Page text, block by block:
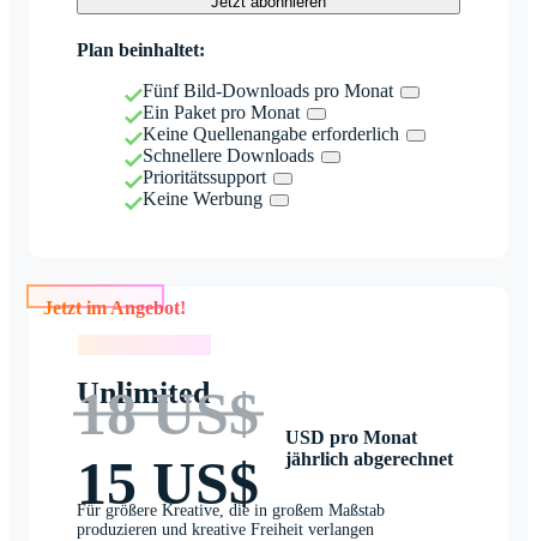
Plan beinhaltet:
Fünf Bild-Downloads pro Monat
Ein Paket pro Monat
Keine Quellenangabe erforderlich
Schnellere Downloads
Prioritätssupport
Keine Werbung
Jetzt im Angebot!
Unlimited
18 US$
15 US$
USD pro Monat
jährlich abgerechnet
Für größere Kreative, die in großem Maßstab
produzieren und kreative Freiheit verlangen